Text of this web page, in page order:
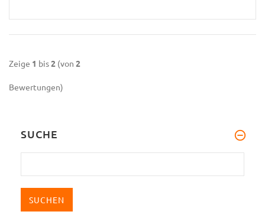
Zeige 1 bis2 (von 2
Bewertungen)
SUCHE